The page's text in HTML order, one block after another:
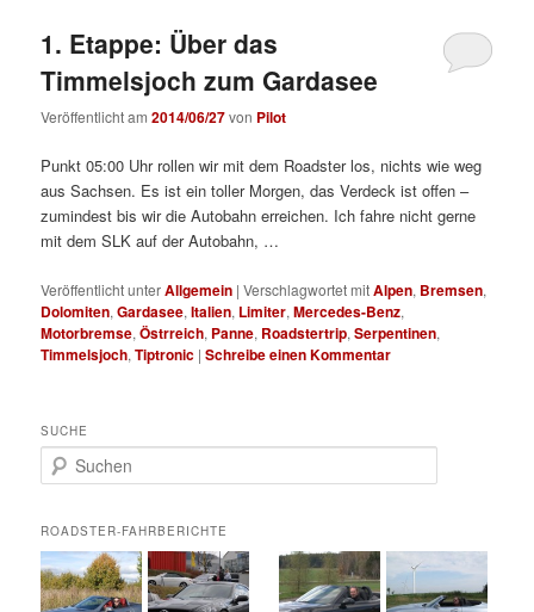
1. Etappe: Über das
Timmelsjoch zum Gardasee
Veröffentlicht am2014/06/27von Pilot
Punkt 05:00 Uhr rollen wir mit dem Roadster los, nichts wie weg
aus Sachsen. Es ist ein toller Morgen, das Verdeck ist offen –
zumindest bis wir die Autobahn erreichen. Ich fahre nicht gerne
mit dem SLK auf der Autobahn, …
Veröffentlicht unterAllgemein |Verschlagwortet mitAlpen, Bremsen,
Dolomiten,Gardasee,Italien, Limiter,Mercedes-Benz,
Motorbremse,Östrreich, Panne, Roadstertrip,Serpentinen,
Timmelsjoch,Tiptronic |Schreibe einen Kommentar
SUCHE
u
h
e
n
ROADSTER-FAHRBERICHTE